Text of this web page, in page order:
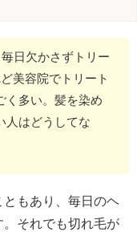
日欠かさずトリー
美容院でトリート
く多い。髪を染め
人はどうしてな
もあり、毎日のヘ
それでも切れ毛が